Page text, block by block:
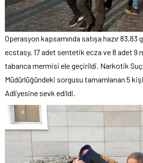
Operasyon kapsamında satışa hazır 83,83
ecstasy, 17 adet sentetik ecza ve 8 adet 9
tabanca mermisi ele geçirildi. Narkotik
Müdürlüğündeki sorgusu tamamlanan 5
Adliyesine sevk edildi.